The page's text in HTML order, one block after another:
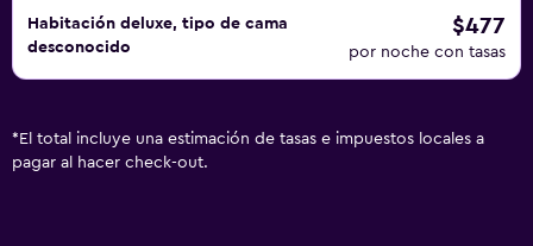
Habitación deluxe, tipo de cama
desconocido
$477
por noche con tasas
* El total incluye una estimación de tasas e impuestos locales a
pagar al hacer check-out.